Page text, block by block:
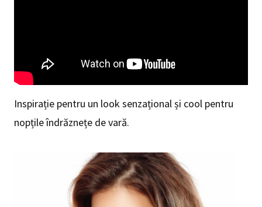
Inspirație pentru un look senzațional și cool pentru
nopțile îndrăznețe de vară.